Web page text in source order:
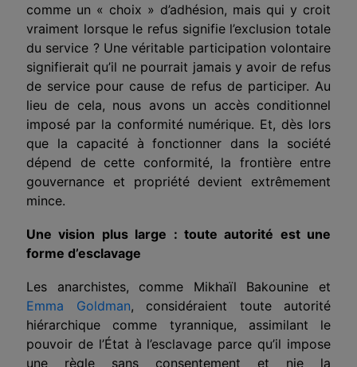
comme un « choix » d’adhésion, mais qui y croit
vraiment lorsque le refus signifie l’exclusion totale
du service ? Une véritable participation volontaire
signifierait qu’il ne pourrait jamais y avoir de refus
de service pour cause de refus de participer. Au
lieu de cela, nous avons un accès conditionnel
imposé par la conformité numérique. Et, dès lors
que la capacité à fonctionner dans la société
dépend de cette conformité, la frontière entre
gouvernance et propriété devient extrêmement
mince.
Une vision plus large : toute autorité est une
forme d’esclavage
Les anarchistes, comme Mikhaïl Bakounine et
Emma Goldman, considéraient toute autorité
hiérarchique comme tyrannique, assimilant le
pouvoir de l’État à l’esclavage parce qu’il impose
une règle sans consentement et nie la